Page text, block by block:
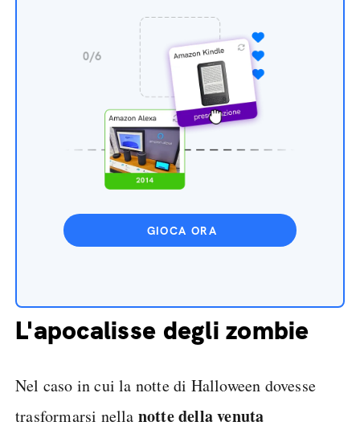
GIOCA ORA
L'apocalisse degli zombie
Nel caso in cui la notte di Halloween dovesse
trasformarsi nella notte della venuta